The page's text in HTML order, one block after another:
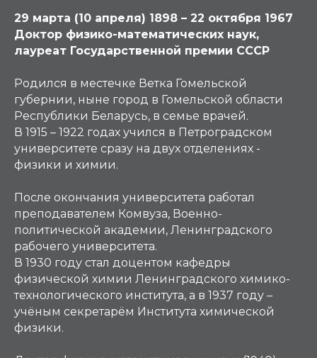
29 марта (10 апреля) 1898 – 22 октября 1967
Доктор физико-математических наук,
лауреат Государственной премии СССР
Родился в местечке Ветка Гомельской
губернии, ныне город в Гомельской области
Республики Беларусь, в семье врачей.
В 1915 – 1922 годах учился в Петроградском
университете сразу на двух отделениях -
физики и химии.
После окончания университета работал
преподавателем Комвуза, Военно-
политической академии, Ленинградского
рабочего университета.
В 1930 году стал доцентом кафедры
физической химии Ленинградского химико-
технологического института, а в 1937 году –
учёным секретарём Института химической
физики.